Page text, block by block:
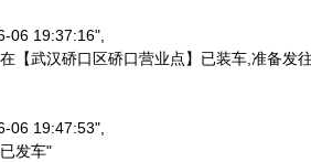
06 19:37:16",
快件在【武汉硚口区硚口营业点】已装车,准备
06 19:47:53",
已发车"